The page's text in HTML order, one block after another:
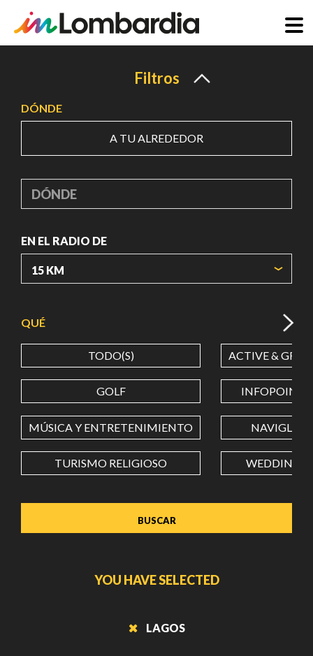
principal
Filtros
DÓNDE
A TU ALREDEDOR
DÓNDE
EN EL RADIO DE
LONGITUD
Value in decimal degrees. Use dot (.) as decimal separator.
QUÉ
TODO(S) ACTIVE &
GOLF INFOPOINT
MÚSICA Y ENTRETENIMIENTO NAVIGLI
TURISMO RELIGIOSO WEDDING
YOU HAVE SELECTED
LAGOS